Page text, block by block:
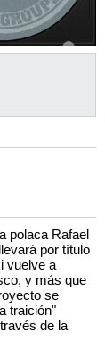
polaca Rafael
por título
vuelve a
y más que
se
traición"
de la